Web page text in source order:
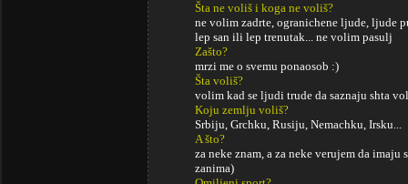
Šta ne voliš i koga ne voliš?
ne volim zadrte, ogranichene ljude, ljude
lep san ili lep trenutak... ne volim pasulj
Zašto?
mrzi me o svemu ponaosob :)
Šta voliš?
volim kad se ljudi trude da saznaju shta
Koju zemlju voliš?
Srbiju, Grchku, Rusiju, Nemachku, Irsku...
A što?
za neke znam, a za neke verujem da imaju
zanima)